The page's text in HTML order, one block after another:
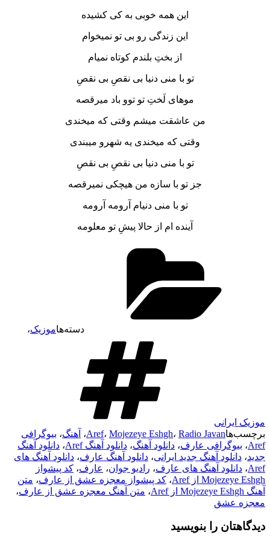
این همه خوبی به کی کشیده
این زندگی رو بی تو نمیخوام
از بختِ بلندم کوتاه نمیام
تو با منی دنیا بی نقصِ بی نقصِ
موهای لَختِ تو توو باد میرقصه
من عاشقت میشم وقتی که میخندی
وقتی که میخندی یه شهرو میبندی
تو با منی دنیا بی نقصِ بی نقصِ
جز تو با سازه من هیچکی نمیرقصه
تو با منی دنیام آرومه آرومه
آینده ام از حالا پیشِ تو معلومه
دسته‌هاموزیک،
موزیک ایرانی
برچسب‌ها
Aref، Mojezeye Eshgh، Radio Javan ، آهنگ، بیوگرافی
Aref، بیوگرافی عارف، دانلود آهنگ، دانلود آهنگ Aref ، دانلود آهنگ
جدید، دانلود آهنگ جدید ایرانی، دانلود آهنگ عارف، دانلود آهنگ های
Aref، دانلود آهنگ های عارف، رادیو جوان، عارف، کد پیشواز
Mojezeye Eshgh از Aref
، کد پیشواز معجزه عشق از عارف، متن
آهنگ Mojezeye Eshgh از Aref
، متن آهنگ معجزه عشق از عارف،
معجزه عشق
دیدگاهتان را بنویسید